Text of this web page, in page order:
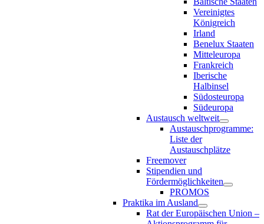
Vereinigtes
Königreich
Irland
Benelux Staaten
Mitteleuropa
Frankreich
Iberische
Halbinsel
Südosteuropa
Südeuropa
Austausch weltweit
Austauschprogramme:
Liste der
Austauschplätze
Freemover
Stipendien und
Fördermöglichkeiten
PROMOS
Praktika im Ausland
Rat der Europäischen Union –